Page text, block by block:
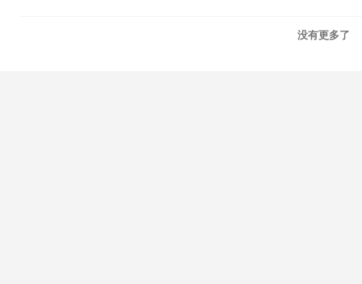
没有更多了